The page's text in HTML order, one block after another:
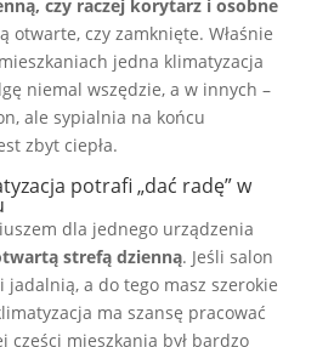
czy raczej korytarz i osobne
otwarte, czy zamknięte. Właśnie
jedna klimatyzacja
niemal wszędzie, a w innych –
ale sypialnia na końcu
zbyt ciepła.
potrafi „dać radę” w
dla jednego urządzenia
strefą dzienną. Jeśli salon
jadalnią, a do tego masz szerokie
ma szansę pracować
części mieszkania był bardzo